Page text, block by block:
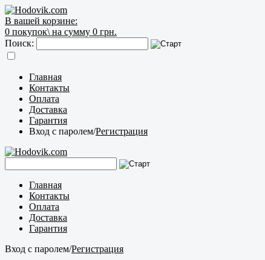
В вашей корзине:
0 покупок\ на сумму 0 грн.
Поиск:
Главная
Контакты
Оплата
Доставка
Гарантия
Вход с паролем/Регистрация
Главная
Контакты
Оплата
Доставка
Гарантия
Вход с паролем/Регистрация